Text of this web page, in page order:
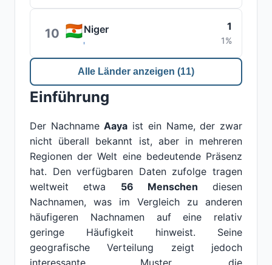
10 Niger 1
1%
Alle Länder anzeigen (11)
Einführung
Der NachnameAaya ist ein Name, der zwar
nicht überall bekannt ist, aber in mehreren
Regionen der Welt eine bedeutende Präsenz
hat. Den verfügbaren Daten zufolge tragen
weltweit etwa 56 Menschen diesen
Nachnamen, was im Vergleich zu anderen
häufigeren Nachnamen auf eine relativ
geringe Häufigkeit hinweist. Seine
geografische Verteilung zeigt jedoch
interessante Muster, die